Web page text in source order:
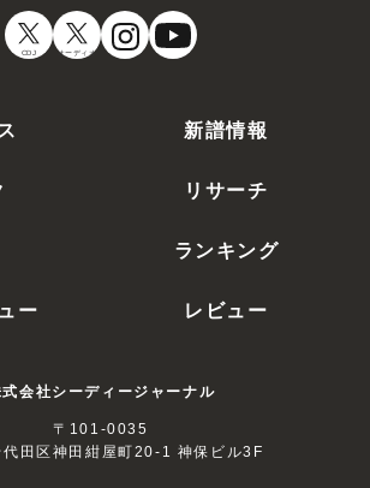
CDJ オーディオ
新譜情報
リサーチ
ランキング
ー レビュー
会社シーディージャーナル
〒101-0035
代田区神田紺屋町20-1 神保ビル3F